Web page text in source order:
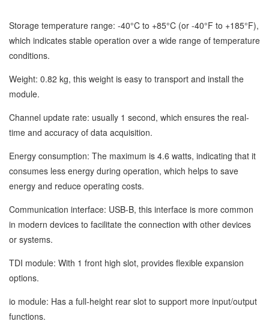
Storage temperature range: -40°C to +85°C (or -40°F to +185°F),
which indicates stable operation over a wide range of temperature
conditions.
Weight: 0.82 kg, this weight is easy to transport and install the
module.
Channel update rate: usually 1 second, which ensures the real-
time and accuracy of data acquisition.
Energy consumption: The maximum is 4.6 watts, indicating that it
consumes less energy during operation, which helps to save
energy and reduce operating costs.
Communication interface: USB-B, this interface is more common
in modern devices to facilitate the connection with other devices
or systems.
TDI module: With 1 front high slot, provides flexible expansion
options.
io module: Has a full-height rear slot to support more input/output
functions.